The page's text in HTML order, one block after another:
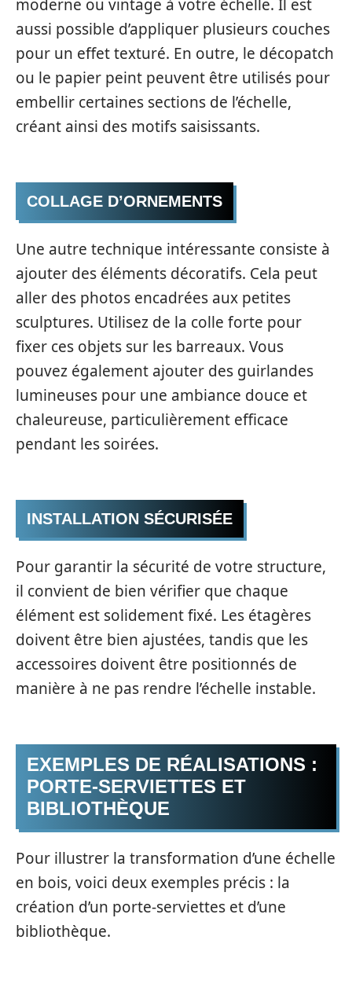
moderne ou vintage à votre échelle. Il est
aussi possible d’appliquer plusieurs couches
pour un effet texturé. En outre, le décopatch
ou le papier peint peuvent être utilisés pour
embellir certaines sections de l’échelle,
créant ainsi des motifs saisissants.
COLLAGE D’ORNEMENTS
Une autre technique intéressante consiste à
ajouter des éléments décoratifs. Cela peut
aller des photos encadrées aux petites
sculptures. Utilisez de la colle forte pour
fixer ces objets sur les barreaux. Vous
pouvez également ajouter des guirlandes
lumineuses pour une ambiance douce et
chaleureuse, particulièrement efficace
pendant les soirées.
INSTALLATION SÉCURISÉE
Pour garantir la sécurité de votre structure,
il convient de bien vérifier que chaque
élément est solidement fixé. Les étagères
doivent être bien ajustées, tandis que les
accessoires doivent être positionnés de
manière à ne pas rendre l’échelle instable.
EXEMPLES DE RÉALISATIONS :
PORTE-SERVIETTES ET
BIBLIOTHÈQUE
Pour illustrer la transformation d’une échelle
en bois, voici deux exemples précis : la
création d’un porte-serviettes et d’une
bibliothèque.